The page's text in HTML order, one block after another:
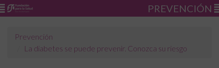
PREVENCIÓN
Prevención
La diabetes se puede prevenir. Conozca su riesgo